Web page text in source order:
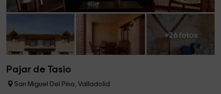
+26 fotos
Pajar de Tasio
San Miguel Del Pino, Valladolid